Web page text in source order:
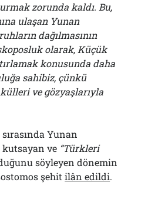
zorunda kaldı. Bu,
ulaşan Yunan
dağılmasının
olarak, Küçük
konusunda daha
sahibiz, çünkü
ve gözyaşlarıyla
Yunan
kutsayan ve “Türkleri
söyleyen dönemin
şehitilân edildi.